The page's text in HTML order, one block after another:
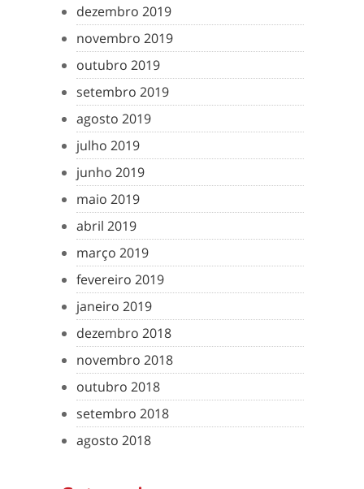
dezembro 2019
novembro 2019
outubro 2019
setembro 2019
agosto 2019
julho 2019
junho 2019
maio 2019
abril 2019
março 2019
fevereiro 2019
janeiro 2019
dezembro 2018
novembro 2018
outubro 2018
setembro 2018
agosto 2018